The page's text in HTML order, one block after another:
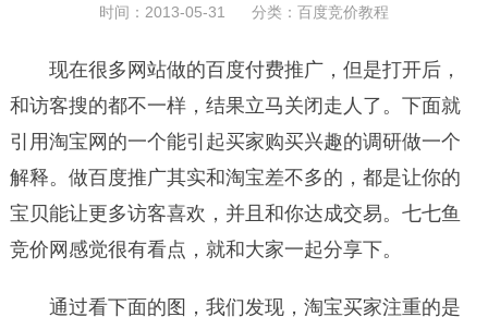
时间：2013-05-31 分类： 百度竞价教程
现在很多网站做的百度付费推广，但是打开后，
和访客搜的都不一样，结果立马关闭走人了。下面就
引用淘宝网的一个能引起买家购买兴趣的调研做一个
解释。做百度推广其实和淘宝差不多的，都是让你的
宝贝能让更多访客喜欢，并且和你达成交易。七七鱼
竞价网感觉很有看点，就和大家一起分享下。
通过看下面的图，我们发现，淘宝买家注重的是